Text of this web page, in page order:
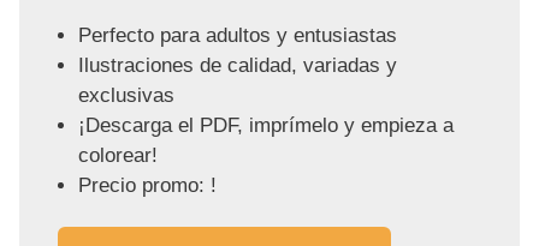
Perfecto para adultos y entusiastas
Ilustraciones de calidad, variadas y
exclusivas
¡Descarga el PDF, imprímelo y empieza a
colorear!
Precio promo: !